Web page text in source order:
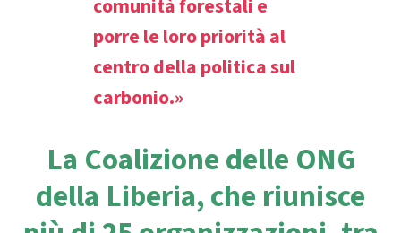
comunità forestali e
porre le loro priorità al
centro della politica sul
carbonio.»
La Coalizione delle ONG
della Liberia, che riunisce